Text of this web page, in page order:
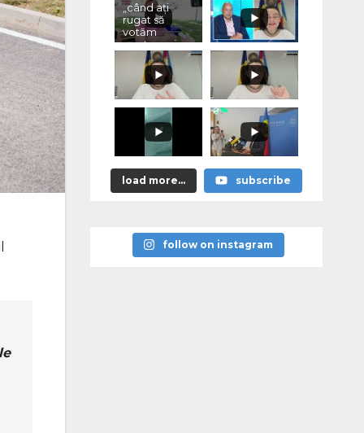
„când ați
rugat să
votăm
pentru voi,
ce ați
promis?"
load more... subscribe
follow on instagram